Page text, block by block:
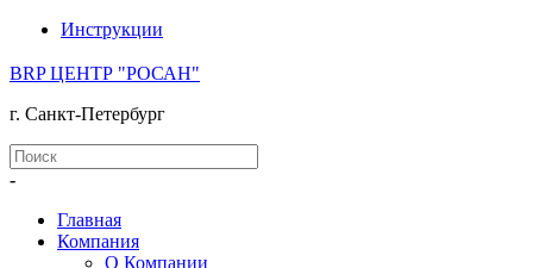
Инструкции
BRP ЦЕНТР "РОСАН"
г. Санкт-Петербург
-
Главная
Компания
О Компании